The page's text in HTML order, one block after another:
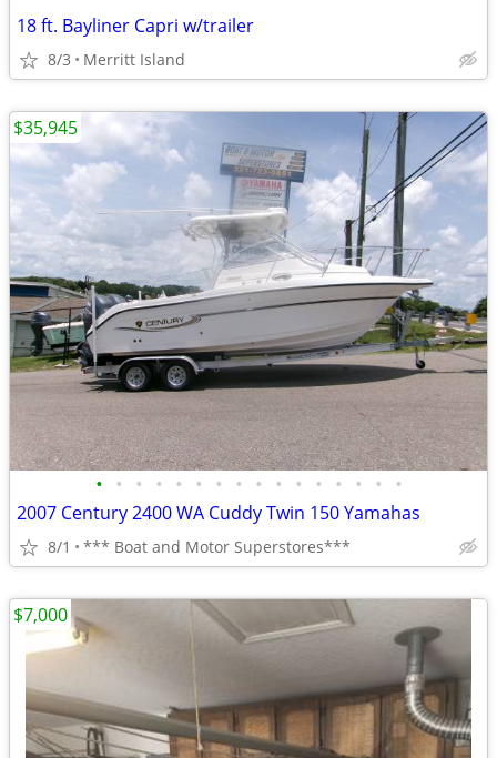
18 ft. Bayliner Capri w/trailer
8/3 Merritt Island
• • • • • • • • • • • • • • • •
2007 Century 2400 WA Cuddy Twin 150 Yamahas
8/1 *** Boat and Motor Superstores***
$35,945
$7,000